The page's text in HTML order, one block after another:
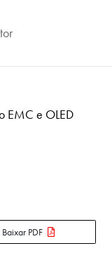
EMC e OLED
Baixar PDF